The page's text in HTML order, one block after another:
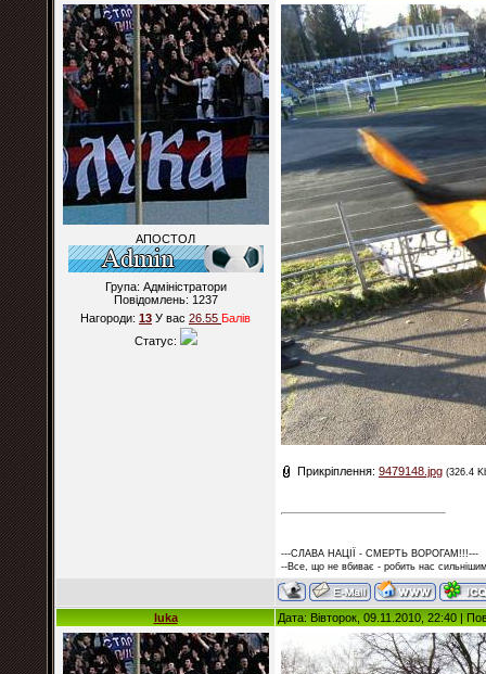
АПОСТОЛ
Група: Адміністратори
Повідомлень: 1237
Нагороди: 13 У вас 26.55 Балiв
Статус:
Прикріплення: 9479148.jpg (326.4
---СЛАВА НАЦІЇ - СМЕРТЬ ВОРОГАМ!!!---
--Все, що не вбиває - робить нас
luka Дата: Вівторок, 09.11.2010, 22:40 |